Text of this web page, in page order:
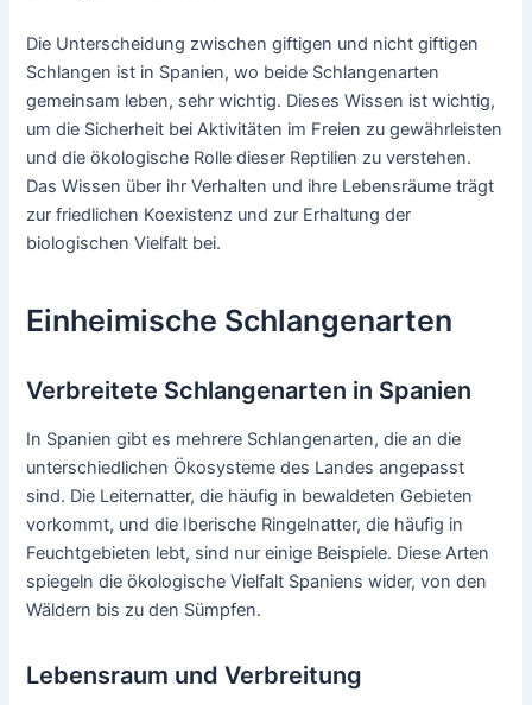
Die Unterscheidung zwischen giftigen und nicht giftigen
Schlangen ist in Spanien, wo beide Schlangenarten
gemeinsam leben, sehr wichtig. Dieses Wissen ist wichtig,
um die Sicherheit bei Aktivitäten im Freien zu gewährleisten
und die ökologische Rolle dieser Reptilien zu verstehen.
Das Wissen über ihr Verhalten und ihre Lebensräume trägt
zur friedlichen Koexistenz und zur Erhaltung der
biologischen Vielfalt bei.
Einheimische Schlangenarten
Verbreitete Schlangenarten in Spanien
In Spanien gibt es mehrere Schlangenarten, die an die
unterschiedlichen Ökosysteme des Landes angepasst
sind. Die Leiternatter, die häufig in bewaldeten Gebieten
vorkommt, und die Iberische Ringelnatter, die häufig in
Feuchtgebieten lebt, sind nur einige Beispiele. Diese Arten
spiegeln die ökologische Vielfalt Spaniens wider, von den
Wäldern bis zu den Sümpfen.
Lebensraum und Verbreitung